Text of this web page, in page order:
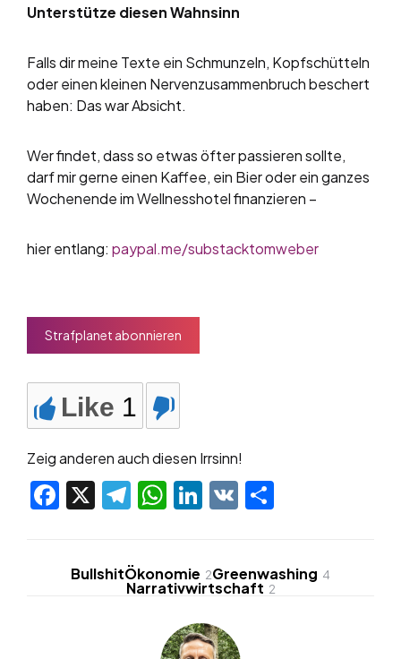
Unterstütze diesen Wahnsinn
Falls dir meine Texte ein Schmunzeln, Kopfschütteln
oder einen kleinen Nervenzusammenbruch beschert
haben: Das war Absicht.
Wer findet, dass so etwas öfter passieren sollte,
darf mir gerne einen Kaffee, ein Bier oder ein ganzes
Wochenende im Wellnesshotel finanzieren –
hier entlang: paypal.me/substacktomweber
Strafplanet abonnieren
Like 1
Zeig anderen auch diesen Irrsinn!
Facebook
X Telegram
WhatsApp
LinkedIn
VK
BullshitÖkonomie 2Greenwashing 4
Narrativwirtschaft 2